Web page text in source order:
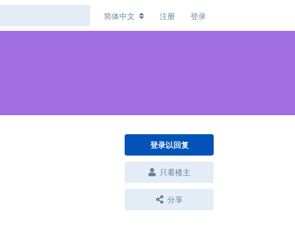
简体中文 注册 登录
登录以回复
只看楼主
分享